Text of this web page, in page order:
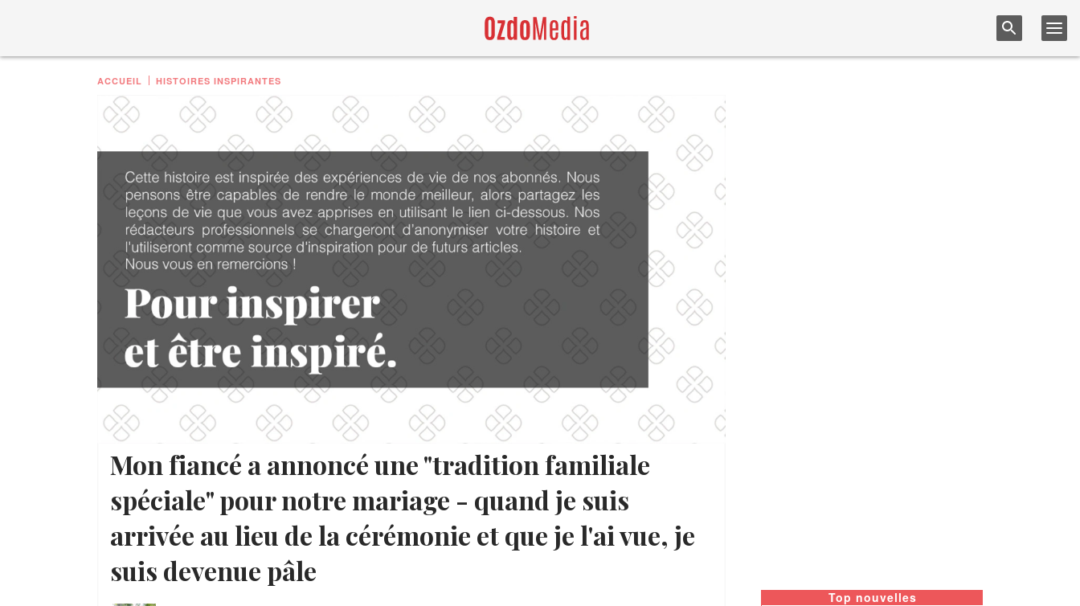
ACCUEIL HISTOIRES INSPIRANTES
Mon fiancé a annoncé une "tradition familiale
spéciale" pour notre mariage - quand je suis
arrivée au lieu de la cérémonie et que je l'ai vue, je
suis devenue pâle
Top nouvelles